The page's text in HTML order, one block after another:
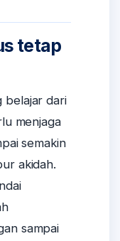
tetap
belajar dari
menjaga
semakin
akidah.
sampai